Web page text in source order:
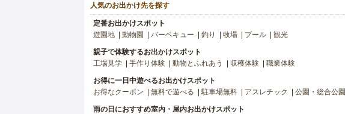
人気のお出かけ先を探す
定番お出かけスポット
遊園地
動物園 バーベキュー 釣り 牧場 プール 観光
親子で体験するお出かけスポット
工場見学
手作り体験 動物とふれあう 収穫体験 職業体験
お得に一日中遊べるお出かけスポット
お得なクーポン
無料で遊べる 駐車場無料 アスレチック 公園・総合公園
雨の日におすすめ室内・屋内お出かけスポット